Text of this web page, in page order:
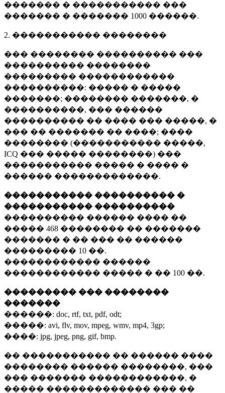
������� � ����������� ���
������� � ������� 1000 ������.
2. ����������� ��������
��� �������� ���������� ���
���������� ��������
��������� ������������
����������: ����� � �����
�������; �������� �������, �
����������, ��� ������
���������� �� ���� ��� �����, �
��� �� ������� �� ����; ����
�������� (����������� �����,
ICQ ��� ����� ��������) ���
����������� ����� � ���� �
������ �������������.
����������� ���������� �
����������� ����������
���������� ������ ���� ��
����� 468 �������� �� �������
������� � �� ��� �� ������
��������� 10 ��.
������������ ������
������������ ����� � �� 100 ��.
��������� ��� ��������
�������
������: doc, rtf, txt, pdf, odt;
�����: avi, flv, mov, mpeg, wmv, mp4, 3gp;
����: jpg, jpeg, png, gif, bmp.
�� ����������� �� ������ ����
�������� ������ ��������, ���
��� ������� ������������, �
����� ������������� ��� ��